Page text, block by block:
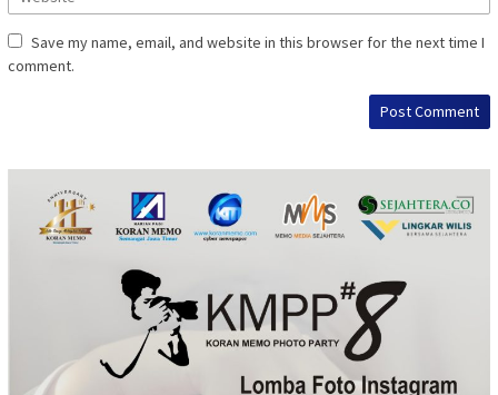
Save my name, email, and website in this browser for the next time I
comment.